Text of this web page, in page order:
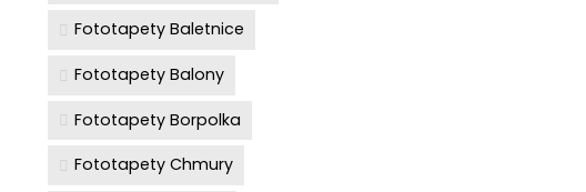
Fototapety Baletnice
Fototapety Balony
Fototapety Borpolka
Fototapety Chmury